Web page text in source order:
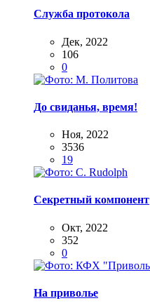
Служба протокола
Дек, 2022
106
0
До свиданья, время!
Ноя, 2022
3536
19
Секретный компонент
Окт, 2022
352
0
На приволье